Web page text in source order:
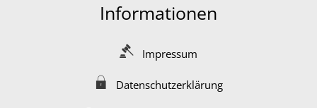
Informationen
Impressum
Datenschutzerklärung